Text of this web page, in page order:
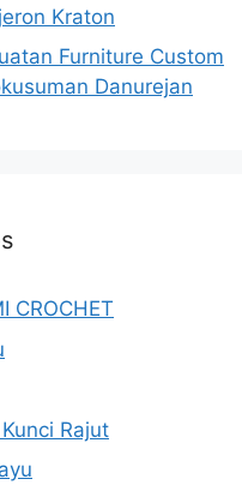
Kraton
Furniture Custom
Danurejan
CROCHET
Rajut